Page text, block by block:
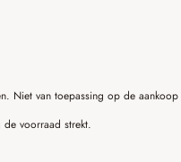
Niet van toepassing op de aankoop
voorraad strekt.